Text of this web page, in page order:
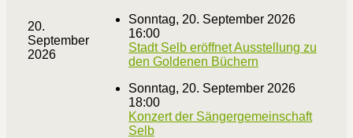
20.
September
2026
Sonntag, 20. September 2026
16:00
Stadt Selb eröffnet Ausstellung zu
den Goldenen Büchern
Sonntag, 20. September 2026
18:00
Konzert der Sängergemeinschaft
Selb